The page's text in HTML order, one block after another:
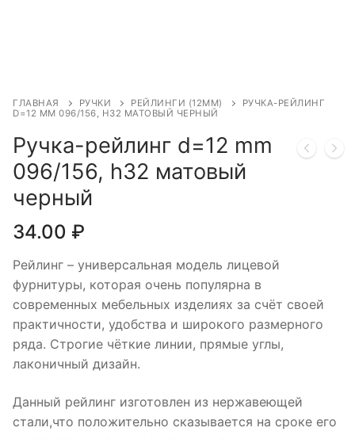
ГЛАВНАЯ РУЧКИ РЕЙЛИНГИ (12ММ)
РУЧКА-РЕЙЛИНГ
D=12 MM 096/156, H32 МАТОВЫЙ ЧЕРНЫЙ
Ручка-рейлинг d=12 mm
096/156, h32 матовый
черный
34.00 ₽
Рейлинг – универсальная модель лицевой
фурнитуры, которая очень популярна в
современных мебельных изделиях за счёт своей
практичности, удобства и широкого размерного
ряда. Строгие чёткие линии, прямые углы,
лаконичный дизайн.
Данный рейлинг изготовлен из нержавеющей
стали,что положительно сказывается на сроке его